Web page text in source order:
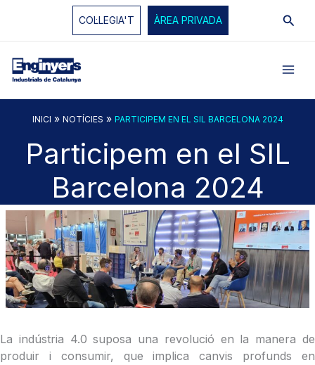
COL·LEGIA'T ÀREA PRIVADA
INICI » NOTÍCIES » PARTICIPEM EN EL SIL BARCELONA 2024
Participem en el SIL
Barcelona 2024
La indústria 4.0 suposa una revolució en la manera de
produir i consumir, que implica canvis profunds en